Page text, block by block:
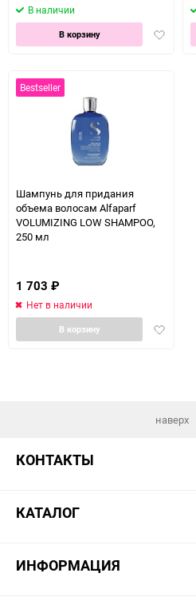
В наличии
Добавить
В корзину
Bestseller
Шампунь для придания
объема волосам Alfaparf
VOLUMIZING LOW SHAMPOO,
250 мл
1 703 ₽
Нет в наличии
Добавить
В корзину
наверх
КОНТАКТЫ
КАТАЛОГ
ИНФОРМАЦИЯ